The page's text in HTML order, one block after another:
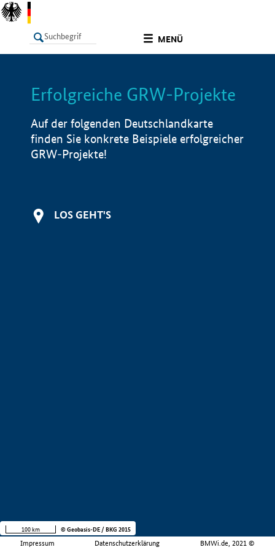
MENÜ
LISTE Info
Erfolgreiche GRW-Projekte
Auf der folgenden Deutschlandkarte
finden Sie konkrete Beispiele erfolgreicher
GRW-Projekte!
LOS GEHT'S
Impressum Datenschutzerklärung BMWi.de, 2021 ©
100 km © Geobasis-DE / BKG 2015